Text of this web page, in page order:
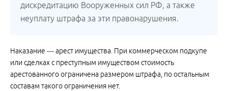
дискредитацию Вооруженных сил РФ, а также
неуплату штрафа за эти правонарушения.
Наказание — арест имущества. При коммерческом подкупе
или сделках с преступным имуществом стоимость
арестованного ограничена размером штрафа, по остальным
составам такого ограничения нет.